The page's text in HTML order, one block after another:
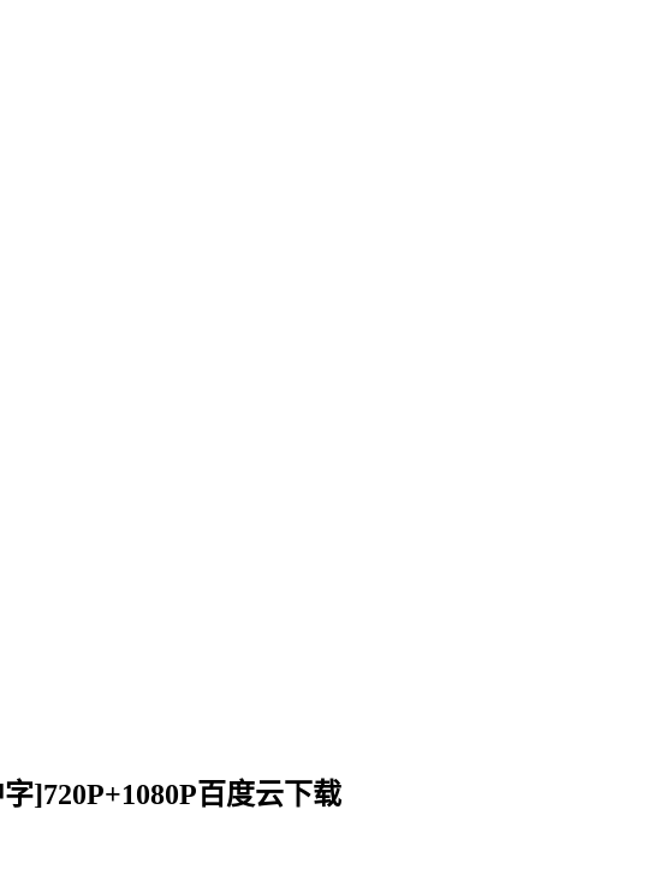
]720P+1080P百度云下载